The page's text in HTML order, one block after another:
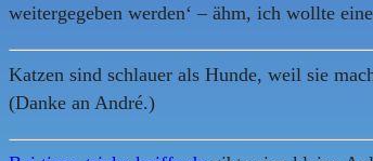
weitergegeben werden‘ – ähm, ich wollte
Katzen sind schlauer als Hunde, weil sie
(Danke an André.)